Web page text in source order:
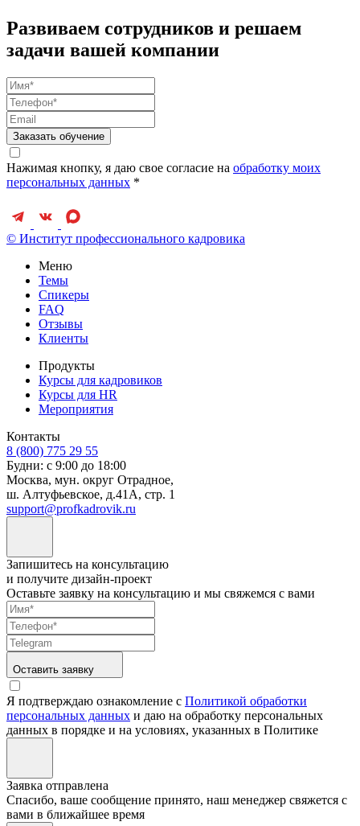
Развиваем сотрудников и решаем
задачи вашей компании
Заказать обучение
Нажимая кнопку, я даю свое согласие на обработку моих
персональных данных *
© Институт профессионального кадровика
Меню
Темы
Спикеры
FAQ
Отзывы
Клиенты
Продукты
Курсы для кадровиков
Курсы для HR
Мероприятия
Контакты
8 (800) 775 29 55
Будни: с 9:00 до 18:00
Москва, мун. округ Отрадное,
ш. Алтуфьевское, д.41А, стр. 1
support@profkadrovik.ru
Запишитесь на консультацию
и получите дизайн-проект
Оставьте заявку на консультацию и мы свяжемся с вами
Оставить заявку
Я подтверждаю ознакомление с Политикой обработки
персональных данных и даю на обработку персональных
данных в порядке и на условиях, указанных в Политике
Заявка отправлена
Спасибо, ваше сообщение принято, наш менеджер свяжется с
вами в ближайшее время